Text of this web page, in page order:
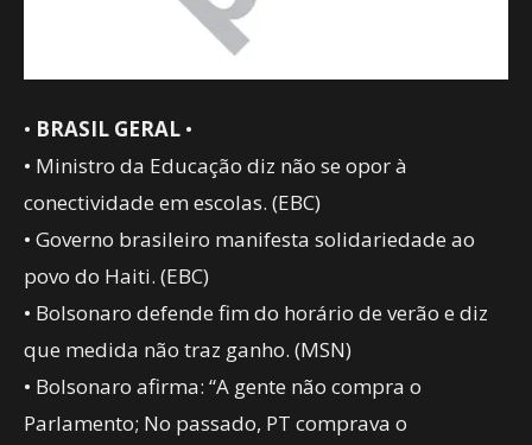
• BRASIL GERAL •
• Ministro da Educação diz não se opor à
conectividade em escolas. (EBC)
• Governo brasileiro manifesta solidariedade ao
povo do Haiti. (EBC)
• Bolsonaro defende fim do horário de verão e diz
que medida não traz ganho. (MSN)
• Bolsonaro afirma: “A gente não compra o
Parlamento; No passado, PT comprava o